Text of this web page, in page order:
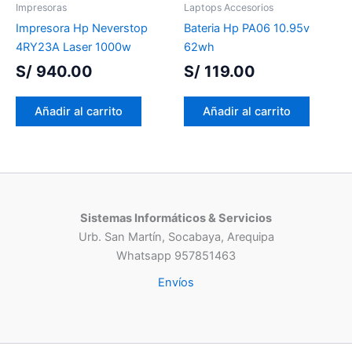
Impresoras
Impresora Hp Neverstop
4RY23A Laser 1000w
S/ 940.00
Añadir al carrito
Laptops Accesorios
Bateria Hp PA06 10.95v
62wh
S/ 119.00
Añadir al carrito
Sistemas Informáticos & Servicios
Urb. San Martín, Socabaya, Arequipa
Whatsapp 957851463
Envíos